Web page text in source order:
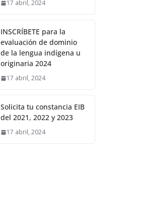
17 abril, 2024
INSCRÍBETE para la
evaluación de dominio
de la lengua indígena u
originaria 2024
17 abril, 2024
Solicita tu constancia EIB
del 2021, 2022 y 2023
17 abril, 2024